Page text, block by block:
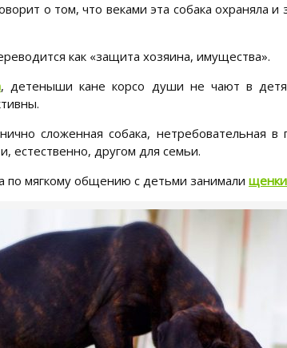
о том, что веками эта собака охраняла
как «защита хозяина, имущества».
, детеныши кане корсо души не чают в
сложенная собака, нетребовательная
естественно, другом для семьи.
по мягкому общению с детьми занимали
Интересные
ОБЗОР
КОРМА
ИЗУЧАЕМ